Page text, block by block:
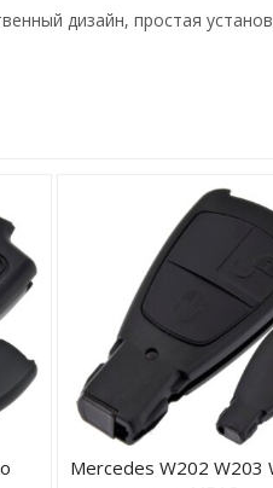
дизайн, простая
Mercedes W202 W203